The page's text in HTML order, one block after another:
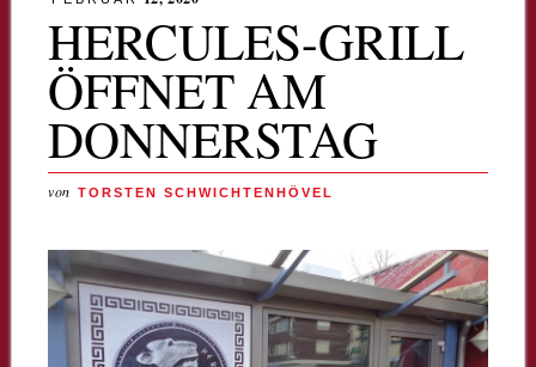
HERCULES-GRILL
ÖFFNET AM
DONNERSTAG
von TORSTEN SCHWICHTENHÖVEL